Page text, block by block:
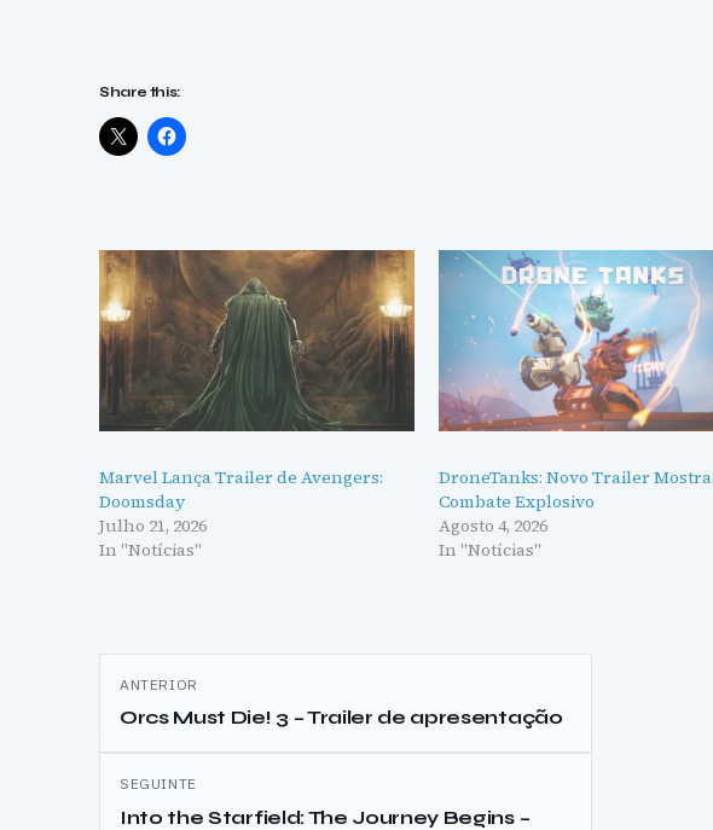
Share this:
Marvel Lança Trailer de Avengers:
Doomsday
Julho 21, 2026
In "Notícias"
DroneTanks: Novo Trailer Mostra
Combate Explosivo
Agosto 4, 2026
In "Notícias"
Navegação
de
artigos
ANTERIOR
Orcs Must Die! 3 – Trailer de apresentação
SEGUINTE
Into the Starfield: The Journey Begins –